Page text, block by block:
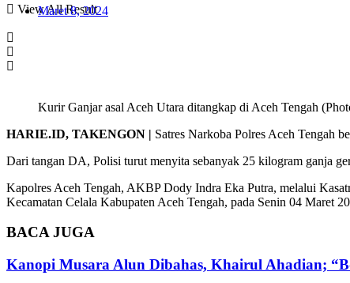
View All Result
Maret 8, 2024
Kurir Ganjar asal Aceh Utara ditangkap di Aceh Tengah
HARIE.ID, TAKENGON | Satres Narkoba Polres Aceh Tengah
Dari tangan DA, Polisi turut menyita sebanyak 25 kilogram ganja
Kapolres Aceh Tengah, AKBP Dody Indra Eka Putra, melalui
Kecamatan Celala Kabupaten Aceh Tengah, pada Senin 04 Maret
BACAJUGA
Kanopi Musara Alun Dibahas, Khairul Ahadian;